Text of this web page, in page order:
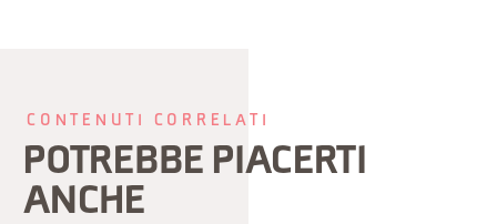
CONTENUTI CORRELATI
POTREBBE PIACERTI
ANCHE